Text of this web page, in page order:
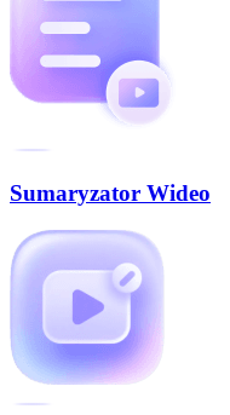
Sumaryzator Wideo